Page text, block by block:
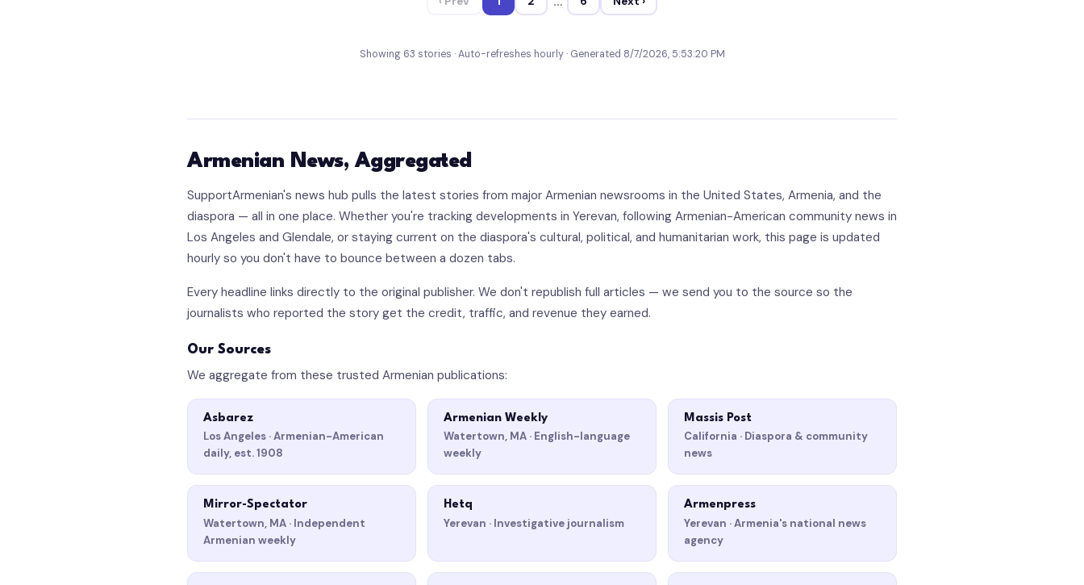
Showing 63 stories · Auto-refreshes hourly · Generated 8/7/2026, 5:53:20 PM
Armenian News, Aggregated
SupportArmenian's news hub pulls the latest stories from major Armenian newsrooms in the United States, Armenia, and the
diaspora — all in one place. Whether you're tracking developments in Yerevan, following Armenian-American community news in
Los Angeles and Glendale, or staying current on the diaspora's cultural, political, and humanitarian work, this page is updated
hourly so you don't have to bounce between a dozen tabs.
Every headline links directly to the original publisher. We don't republish full articles — we send you to the source so the
journalists who reported the story get the credit, traffic, and revenue they earned.
Our Sources
We aggregate from these trusted Armenian publications:
Asbarez
Los Angeles · Armenian-American
daily, est. 1908
Armenian Weekly
Watertown, MA · English-language
weekly
Massis Post
California · Diaspora & community
news
Mirror-Spectator
Watertown, MA · Independent
Armenian weekly
Hetq
Yerevan · Investigative journalism
Armenpress
Yerevan · Armenia's national news
agency